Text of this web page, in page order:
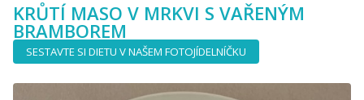
KRŮTÍ MASO V MRKVI S VAŘENÝM
BRAMBOREM
SESTAVTE SI DIETU V NAŠEM FOTOJÍDELNÍČKU